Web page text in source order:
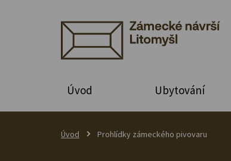
Úvod Ubytování
Úvod Prohlídky zámeckého pivovaru